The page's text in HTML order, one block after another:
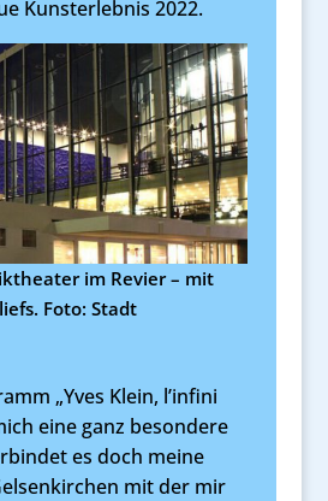
Kunsterlebnis 2022.
im Revier – mit
Foto: Stadt
„Yves Klein, l’infini
eine ganz besondere
es doch meine
mit der mir